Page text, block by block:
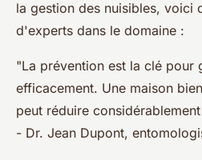
la gestion des nuisibles, voici
d'experts dans le domaine :
"La prévention est la clé pour
efficacement. Une maison
peut réduire
- Dr. Jean Dupont,